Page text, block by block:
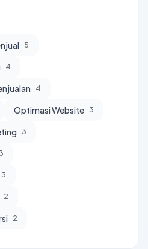
5
4
4
Optimasi Website 3
3
3
3
2
2